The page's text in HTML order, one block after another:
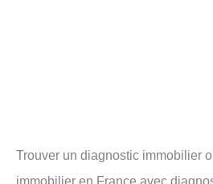
Trouver un diagnostic immobilier
immobilier en France avec